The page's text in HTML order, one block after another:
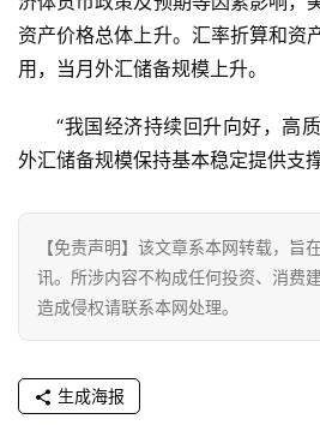
首
资
商
资产价格总体上升。汇率折算和资
用，当月外汇储备规模上升。
“我国经济持续回升向好，高
外汇储备规模保持基本稳定提供支
【免责声明】该文章系本网转载，旨
讯。所涉内容不构成任何投资、消费
造成侵权请联系本网处理。
生成海报